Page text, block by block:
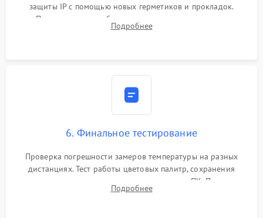
защиты IP с помощью новых герметиков и прокладок.
Программная калибровка матрицы по эталонному
абсолютно черному телу для точного измерения температур.
Подробнее
6. Финальное тестирование
Проверка погрешности замеров температуры на разных
дистанциях. Тест работы цветовых палитр, сохранения
термограмм в память и передачи данных на ПК. Проверка
автономности работы и итоговый контроль качества.
Подробнее